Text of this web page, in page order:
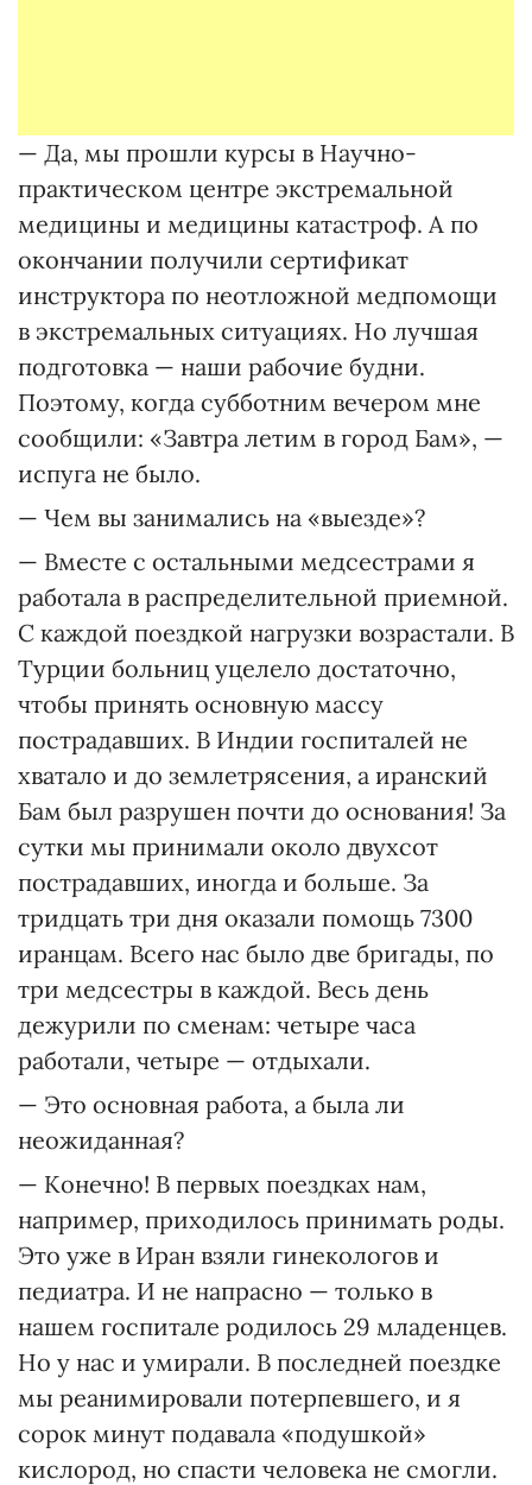
— Да, мы прошли курсы в Научно-
практическом центре экстремальной
медицины и медицины катастроф. А по
окончании получили сертификат
инструктора по неотложной медпомощи
в экстремальных ситуациях. Но лучшая
подготовка — наши рабочие будни.
Поэтому, когда субботним вечером мне
сообщили: «Завтра летим в город Бам», —
испуга не было.
— Чем вы занимались на «выезде»?
— Вместе с остальными медсестрами я
работала в распределительной приемной.
С каждой поездкой нагрузки возрастали. В
Турции больниц уцелело достаточно,
чтобы принять основную массу
пострадавших. В Индии госпиталей не
хватало и до землетрясения, а иранский
Бам был разрушен почти до основания! За
сутки мы принимали около двухсот
пострадавших, иногда и больше. За
тридцать три дня оказали помощь 7300
иранцам. Всего нас было две бригады, по
три медсестры в каждой. Весь день
дежурили по сменам: четыре часа
работали, четыре — отдыхали.
— Это основная работа, а была ли
неожиданная?
— Конечно! В первых поездках нам,
например, приходилось принимать роды.
Это уже в Иран взяли гинекологов и
педиатра. И не напрасно — только в
нашем госпитале родилось 29 младенцев.
Но у нас и умирали. В последней поездке
мы реанимировали потерпевшего, и я
сорок минут подавала «подушкой»
кислород, но спасти человека не смогли.